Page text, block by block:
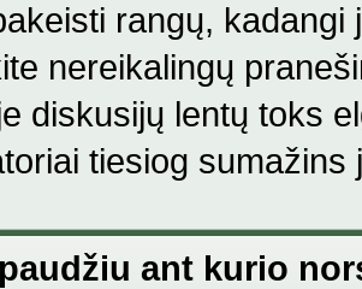
rangų,
nereikalingų
diskusijų lentų toks
tiesiog
ant kurio